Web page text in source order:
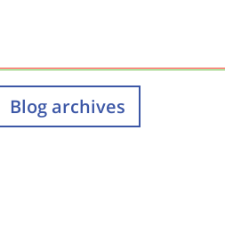
Blog archives